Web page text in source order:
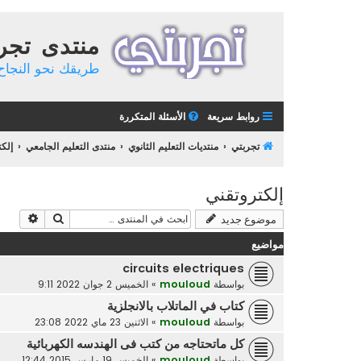
منتدى
طريقك نحو النجاح
روابط سريعة الأسئلة المتكررة
تجربتي منتديات التعليم الثانوي منتدى التعليم الجامعي
إلكتروتقني
موضوع جديد بحث
مواضيع
circuits electriques
بواسطة mouloud
» الخميس 2 جوان 2022 9:11
كتاب في الماتلاب بالانجلزية
بواسطة mouloud
» الاثنين 23 ماي 2022 23:08
كل ماتحتاجه من كتب فى الهندسه الكهربائية